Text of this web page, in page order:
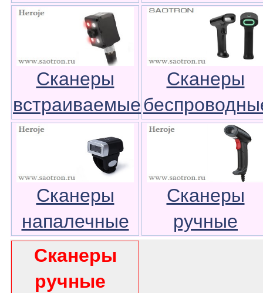
Сканеры
встраиваемые
Сканеры
Сканеры
напалечные
Сканеры
ручные
Сканеры
ручные